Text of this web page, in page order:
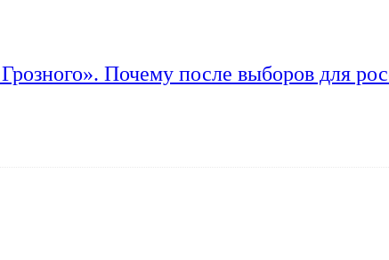
Почему после выборов для